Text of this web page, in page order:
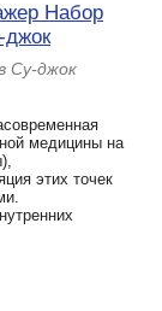
Набор
джок
Су-джок
медицины на
этих точек